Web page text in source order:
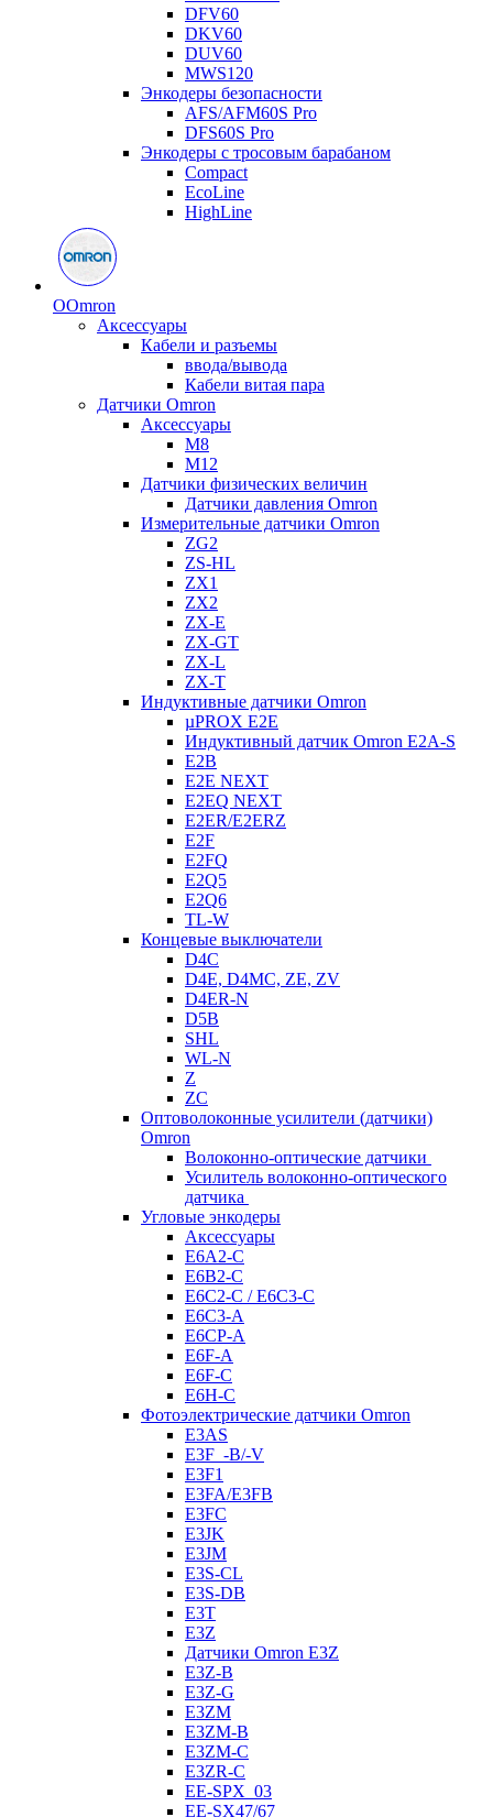
DFV60
DKV60
DUV60
MWS120
Энкодеры безопасности
AFS/AFM60S Pro
DFS60S Pro
Энкодеры с тросовым барабаном
Compact
EcoLine
HighLine
OOmron
Аксессуары
Кабели и разъемы
ввода/вывода
Кабели витая пара
Датчики Omron
Аксессуары
M8
M12
Датчики физических величин
Датчики давления Omron
Измерительные датчики Omron
ZG2
ZS-HL
ZX1
ZX2
ZX-E
ZX-GT
ZX-L
ZX-T
Индуктивные датчики Omron
µPROX E2E
Индуктивный датчик Omron E2A-S
E2B
E2E NEXT
E2EQ NEXT
E2ER/E2ERZ
E2F
E2FQ
E2Q5
E2Q6
TL-W
Концевые выключатели
D4C
D4E, D4MC, ZE, ZV
D4ER-N
D5B
SHL
WL-N
Z
ZC
Оптоволоконные усилители (датчики)
Omron
Волоконно-оптические датчики
Усилитель волоконно-оптического
датчика
Угловые энкодеры
Аксессуары
E6A2-C
E6B2-C
E6C2-C / E6C3-C
E6C3-A
E6CP-A
E6F-A
E6F-C
E6H-C
Фотоэлектрические датчики Omron
E3AS
E3F_-B/-V
E3F1
E3FA/E3FB
E3FC
E3JK
E3JM
E3S-CL
E3S-DB
E3T
E3Z
Датчики Omron E3Z
E3Z-B
E3Z-G
E3ZM
E3ZM-B
E3ZM-C
E3ZR-C
EE-SPX_03
EE-SX47/67